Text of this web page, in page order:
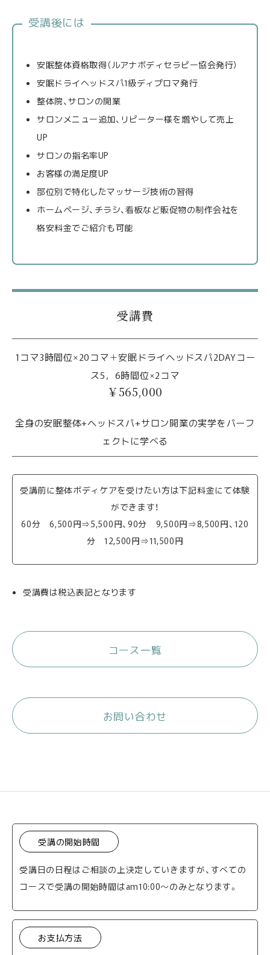
受講後には
安眠整体資格取得（ルアナボディセラピー協会発行）
安眠ドライヘッドスパ1級ディプロマ発行
整体院、サロンの開業
サロンメニュー追加、リピーター様を増やして売上
UP
サロンの指名率UP
お客様の満足度UP
部位別で特化したマッサージ技術の習得
ホームページ、チラシ、看板など販促物の制作会社を
格安料金でご紹介も可能
受講費
1コマ3時間位×20コマ＋安眠ドライヘッドスパ2DAYコー
ス5，6時間位×2コマ
￥565,000
全身の安眠整体+ヘッドスパ+サロン開業の実学をパーフ
ェクトに学べる
受講前に整体ボディケアを受けたい方は下記料金にて体験
ができます！
60分 6,500円⇒5,500円、90分 9,500円⇒8,500円、120
分 12,500円⇒11,500円
受講費は税込表記となります
コース一覧
お問い合わせ
受講の開始時間
受講日の日程はご相談の上決定していきますが、すべての
コースで受講の開始時間はam10:00～のみとなります。
お支払方法